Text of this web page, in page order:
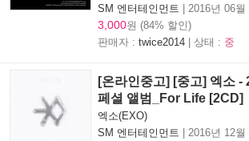
SM 엔터테인먼트 | 2016년 06월
3,000원 (84% 할인)
판매자 : twice2014 | 상태 : 중
[온라인중고] [중고] 엑소 -
페셜 앨범_For Life [2CD]
엑소(EXO)
SM 엔터테인먼트 | 2016년 12월